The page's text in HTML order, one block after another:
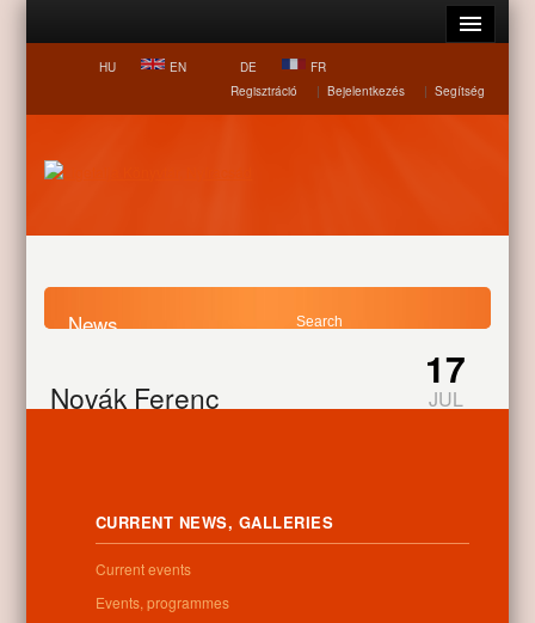
HU EN DE
FR
Regisztráció
| Bejelentkezés | Segítség
News
Novák Ferenc
Novák Ferenc
Letöltés
17
JUL
CURRENT NEWS, GALLERIES
Current events
Events, programmes